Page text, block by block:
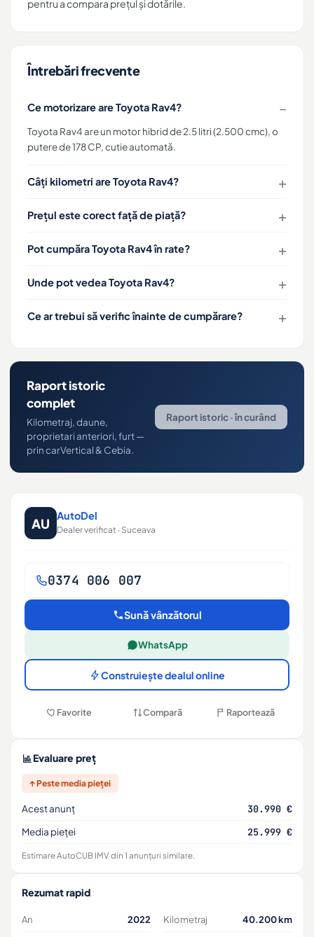
pentru a compara prețul și dotările.
Întrebări frecvente
Ce motorizare are Toyota Rav4?
Toyota Rav4 are un motor hibrid de 2.5 litri (2.500 cmc), o
putere de 178 CP, cutie automată.
Câți kilometri are Toyota Rav4?
Prețul este corect față de piață?
Pot cumpăra Toyota Rav4 în rate?
Unde pot vedea Toyota Rav4?
Ce ar trebui să verific înainte de cumpărare?
Raport istoric
complet
Kilometraj, daune,
proprietari anteriori, furt —
prin carVertical & Cebia.
Raport istoric · în curând
AU AutoDel
Dealer verificat · Suceava
0374 006 007
Sună vânzătorul
WhatsApp
Construiește dealul online
Favorite Compară Raportează
Evaluare preț
↑ Peste media pieței
Acest anunț 30.990 €
Media pieței 25.999 €
Estimare AutoCUB IMV din 1 anunțuri similare.
Rezumat rapid
An 2022 Kilometraj 40.200 km